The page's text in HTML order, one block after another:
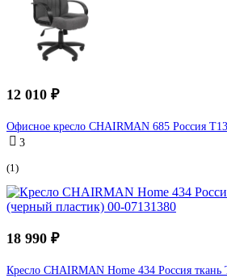
12 010 ₽
Офисное кресло CHAIRMAN 685 Россия
3
(1)
18 990 ₽
Кресло CHAIRMAN Home 434 Россия